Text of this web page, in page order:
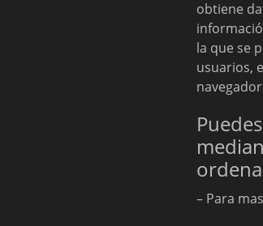
obtiene
la que se
usuarios,
– Para